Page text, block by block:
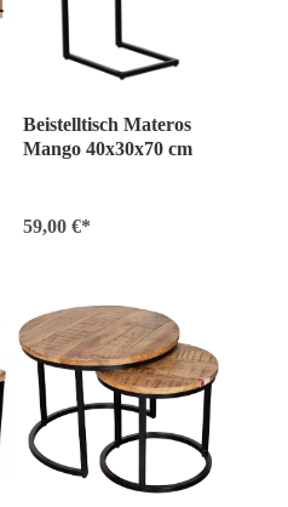
Beistelltisch Materos
Mango 40x30x70 cm
59,00 €*